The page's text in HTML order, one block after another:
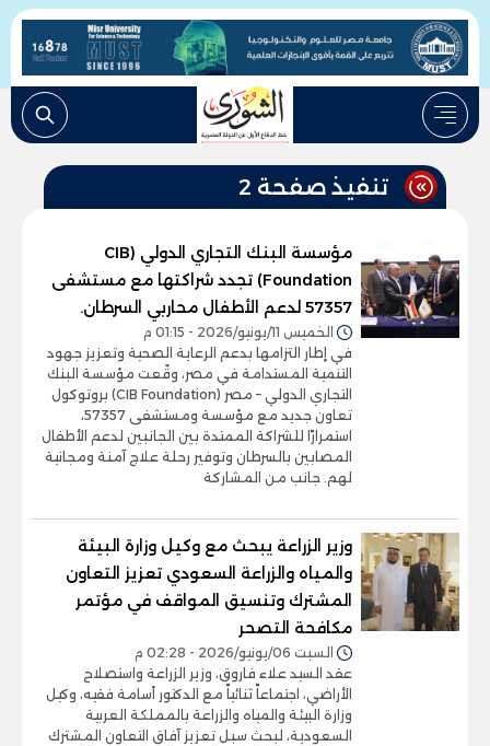
تنفيذ صفحة 2
مؤسسة البنك التجاري الدولي (CIB
Foundation) تجدد شراكتها مع مستشفى
57357 لدعم الأطفال محاربي السرطان.
الخميس 11/يونيو/2026 - 01:15 م
في إطار التزامها بدعم الرعاية الصحية وتعزيز جهود
التنمية المستدامة في مصر، وقّعت مؤسسة البنك
التجاري الدولي – مصر (CIB Foundation) بروتوكول
تعاون جديد مع مؤسسة ومستشفى 57357،
استمرارًا للشراكة الممتدة بين الجانبين لدعم الأطفال
المصابين بالسرطان وتوفير رحلة علاج آمنة ومجانية
لهم. جانب من المشاركة
وزير الزراعة يبحث مع وكيل وزارة البيئة
والمياه والزراعة السعودي تعزيز التعاون
المشترك وتنسيق المواقف في مؤتمر
مكافحة التصحر
السبت 06/يونيو/2026 - 02:28 م
عقد السيد علاء فاروق، وزير الزراعة واستصلاح
الأراضي، اجتماعاً ثنائياً مع الدكتور أسامة فقيه، وكيل
وزارة البيئة والمياه والزراعة بالمملكة العربية
السعودية، لبحث سبل تعزيز آفاق التعاون المشترك